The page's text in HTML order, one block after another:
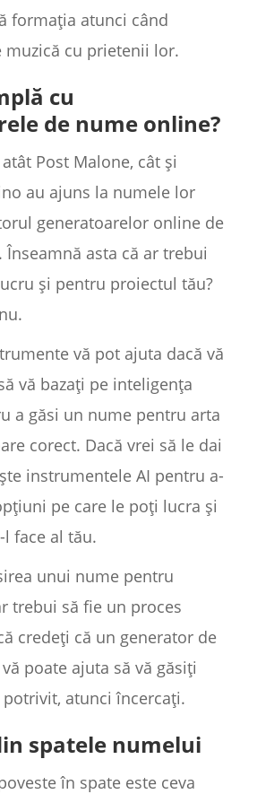
formația atunci când
muzică cu prietenii lor.
cu
de nume online?
Post Malone, cât și
au ajuns la numele lor
generatoarelor online de
asta că ar trebui
și pentru proiectul tău?
vă pot ajuta dacă vă
vă bazați pe inteligența
a găsi un nume pentru arta
corect. Dacă vrei să le dai
instrumentele AI pentru a-
pe care le poți lucra și
face al tău.
unui nume pentru
trebui să fie un proces
credeți că un generator de
poate ajuta să vă găsiți
atunci încercați.
spatele numelui
în spate este ceva